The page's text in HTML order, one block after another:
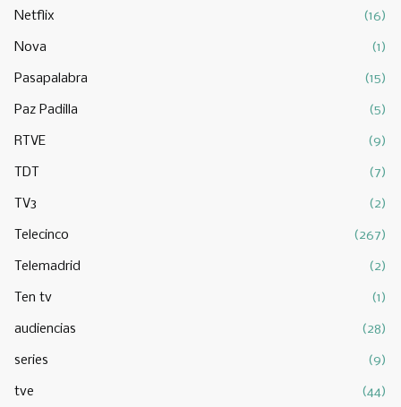
Netflix (16)
Nova (1)
Pasapalabra (15)
Paz Padilla (5)
RTVE (9)
TDT (7)
TV3 (2)
Telecinco (267)
Telemadrid (2)
Ten tv (1)
audiencias (28)
series (9)
tve (44)